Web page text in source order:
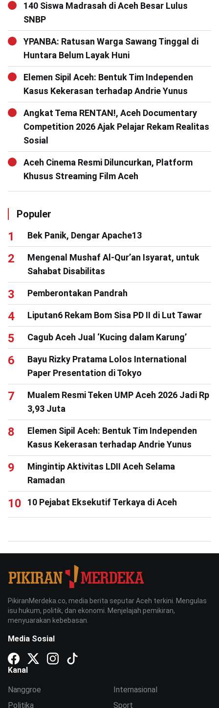
140 Siswa Madrasah di Aceh Besar Lulus
SNBP
YPANBA: Ratusan Warga Sawang Tinggal di
Huntara Belum Layak Huni
Elemen Sipil Aceh: Bentuk Tim Independen
Kasus Kekerasan terhadap Andrie Yunus
Angkat Tema RENTAN!, Aceh Documentary
Competition 2026 Ajak Pelajar Rekam Realitas
Sosial
Aceh Cinema Resmi Diluncurkan, Platform
Khusus Streaming Film Aceh
Populer
Bek Panik, Dengar Apache13
Mengenal Mushaf Al-Qur’an Isyarat, untuk
Sahabat Disabilitas
Pemberontakan Pandrah
Liputan6 Rekam Bom Sisa PD II di Lut Tawar
Cagub Aceh Jual ‘Kucing dalam Karung’
Bayu Rizky Pratama Lolos International
Paper Presentation di Tokyo
Mualem Resmi Teken UMP Aceh 2026 Jadi Rp
3,93 Juta
Elemen Sipil Aceh: Bentuk Tim Independen
Kasus Kekerasan terhadap Andrie Yunus
Mingintip Aktivitas LDII Aceh Selama
Ramadan
10 Pejabat Eksekutif Terkaya di Aceh
PikiranMerdeka.co, media berita seputar Aceh terkini. Mengulas
isu hukum, politik, dan ekonomi. Menjelajah pemikiran,
menyuarakan kebebasan.
Media Sosial
Kanal
Nanggroe
Politika
Internasional
Sport